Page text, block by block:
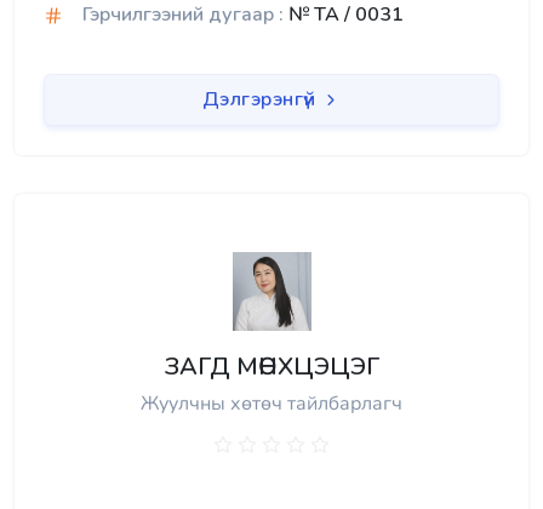
Гэрчилгээний дугаар : № TA / 0031
Дэлгэрэнгүй
ЗАГД МӨНХЦЭЦЭГ
Жуулчны хөтөч тайлбарлагч